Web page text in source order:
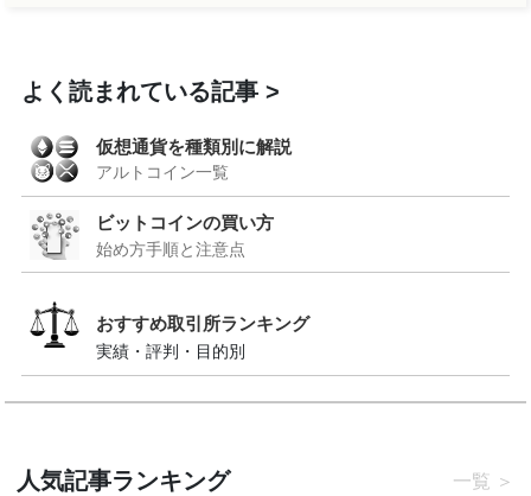
よく読まれている記事
仮想通貨を種類別に解説
アルトコイン一覧
ビットコインの買い方
始め方手順と注意点
おすすめ取引所ランキング
実績・評判・目的別
人気記事ランキング 一覧